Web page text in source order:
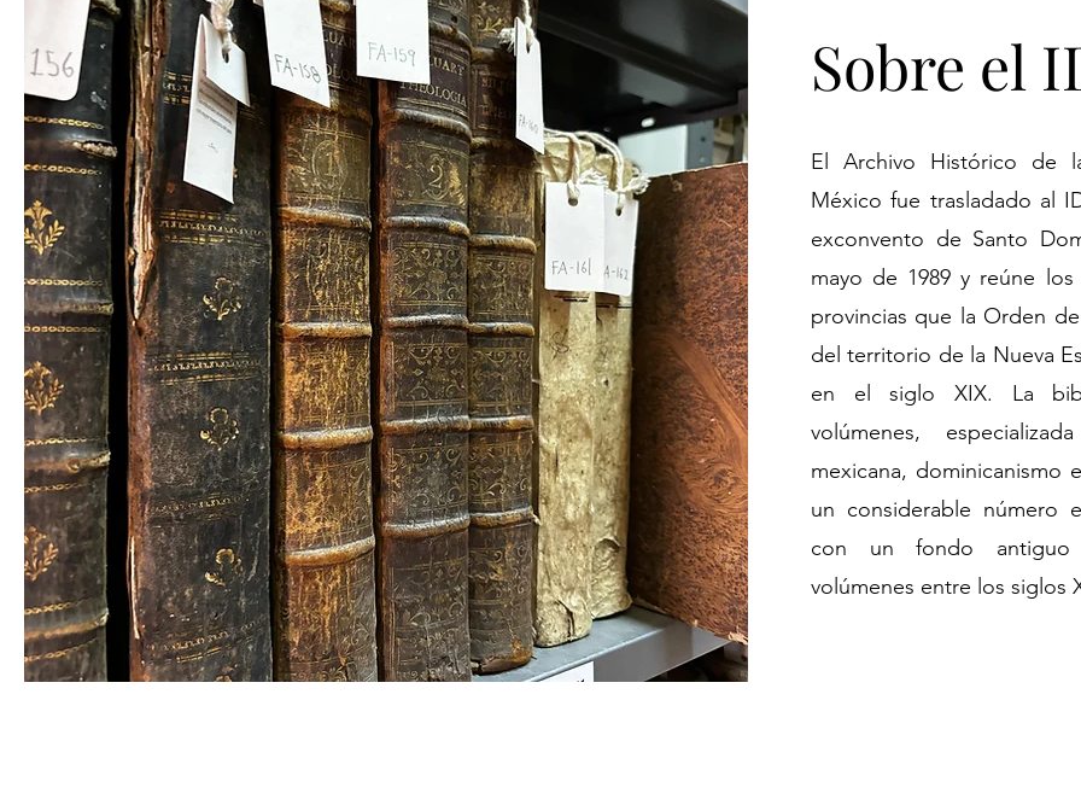
Sobre el
El Archivo Histórico de
México fue trasladado al
exconvento de Santo
mayo de 1989 y reúne
provincias que la Orden
del territorio de la Nueva
en el siglo XIX. La
volúmenes,
mexicana, dominicanismo
un considerable número
con un fondo antiguo
volúmenes entre los siglos